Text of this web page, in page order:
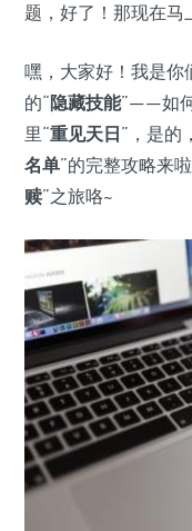
题，好了！那现在马
嘿，大家好！我是你
的“隐藏技能”——如
里“重见天日”，是的
名单”的完整攻略来
赎”之旅咯~